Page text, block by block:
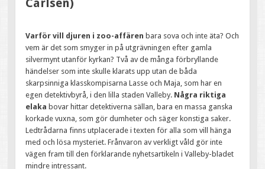
Varför vill djuren i zoo-affären bara sova och inte äta? Och
vem är det som smyger in på utgrävningen efter gamla
silvermynt utanför kyrkan? Två av de många förbryllande
händelser som inte skulle klarats upp utan de båda
skarpsinniga klasskompisarna Lasse och Maja, som har en
egen detektivbyrå, i den lilla staden Valleby. Några riktiga
elakabovar hittar detektiverna sällan, bara en massa ganska
korkade vuxna, som gör dumheter och säger konstiga saker.
Ledtrådarna finns utplacerade i texten för alla som vill hänga
med och lösa mysteriet. Frånvaron av verkligt våld gör inte
vägen fram till den förklarande nyhetsartikeln i Valleby-bladet
mindre intressant.